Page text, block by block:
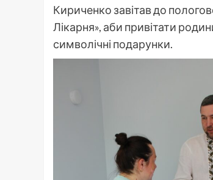
Кириченко завітав до
Лікарня», аби привітати
символічні подарунки.